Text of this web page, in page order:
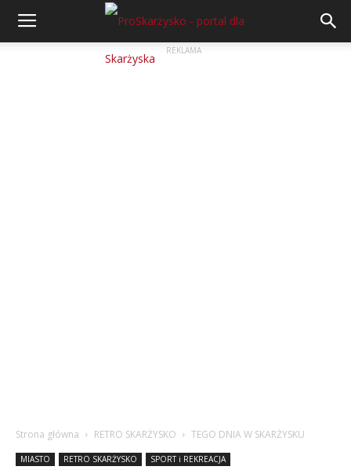
REKLAMA
Strona główna RETRO SKARŻYSKO TEGO DNIA W SKARŻYSKU
MIASTO RETRO SKARŻYSKO
SPORT i REKREACJA